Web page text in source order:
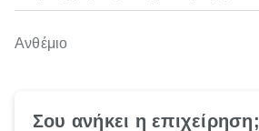
Ανθέμιο
Σου ανήκει η επιχείρηση;